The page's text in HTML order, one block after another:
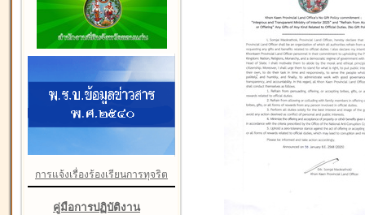
การแจ้งเรื่องร้องเรียนการทุจริต
คู่มือการปฏิบัติงาน